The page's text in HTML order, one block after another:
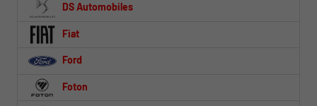
DS Automobiles
Fiat
Ford
Foton